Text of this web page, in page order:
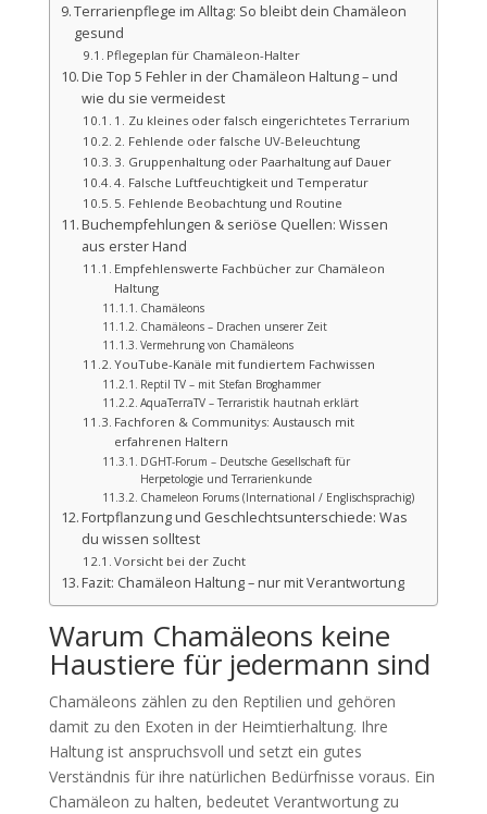
Terrarienpflege im Alltag: So bleibt dein Chamäleon
gesund
Pflegeplan für Chamäleon-Halter
Die Top 5 Fehler in der Chamäleon Haltung – und
wie du sie vermeidest
1. Zu kleines oder falsch eingerichtetes Terrarium
2. Fehlende oder falsche UV-Beleuchtung
3. Gruppenhaltung oder Paarhaltung auf Dauer
4. Falsche Luftfeuchtigkeit und Temperatur
5. Fehlende Beobachtung und Routine
Buchempfehlungen & seriöse Quellen: Wissen
aus erster Hand
Empfehlenswerte Fachbücher zur Chamäleon
Haltung
Chamäleons
Chamäleons – Drachen unserer Zeit
Vermehrung von Chamäleons
YouTube-Kanäle mit fundiertem Fachwissen
Reptil TV – mit Stefan Broghammer
AquaTerraTV – Terraristik hautnah erklärt
Fachforen & Communitys: Austausch mit
erfahrenen Haltern
DGHT-Forum – Deutsche Gesellschaft für
Herpetologie und Terrarienkunde
Chameleon Forums (International / Englischsprachig)
Fortpflanzung und Geschlechtsunterschiede: Was
du wissen solltest
Vorsicht bei der Zucht
Fazit: Chamäleon Haltung – nur mit Verantwortung
Warum Chamäleons keine
Haustiere für jedermann sind
Chamäleons zählen zu den Reptilien und gehören
damit zu den Exoten in der Heimtierhaltung. Ihre
Haltung ist anspruchsvoll und setzt ein gutes
Verständnis für ihre natürlichen Bedürfnisse voraus. Ein
Chamäleon zu halten, bedeutet Verantwortung zu